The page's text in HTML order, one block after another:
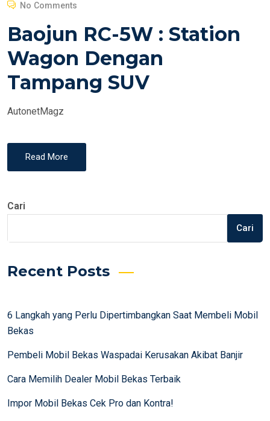
O
No Comments
Baojun RC-5W : Station
Wagon Dengan
Tampang SUV
AutonetMagz
Read More
Cari
Cari
Recent Posts
6 Langkah yang Perlu Dipertimbangkan Saat Membeli Mobil
Bekas
Pembeli Mobil Bekas Waspadai Kerusakan Akibat Banjir
Cara Memilih Dealer Mobil Bekas Terbaik
Impor Mobil Bekas Cek Pro dan Kontra!